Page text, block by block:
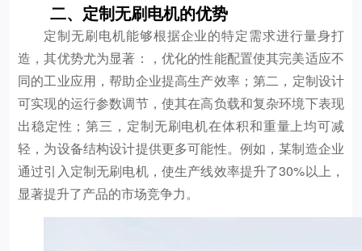
二、定制无刷电机的优势
定制无刷电机能够根据企业的特定需求进行量身打
造，其优势尤为显著：，优化的性能配置使其完美适应不
同的工业应用，帮助企业提高生产效率；第二，定制设计
可实现的运行参数调节，使其在高负载和复杂环境下表现
出稳定性；第三，定制无刷电机在体积和重量上均可减
轻，为设备结构设计提供更多可能性。例如，某制造企业
通过引入定制无刷电机，使生产线效率提升了30%以上，
显著提升了产品的市场竞争力。